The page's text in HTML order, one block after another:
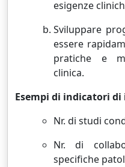
esigenze
Sviluppare
essere
pratiche e
clinica.
Esempi di indicatori
Nr. di studi
Nr. di
specifiche